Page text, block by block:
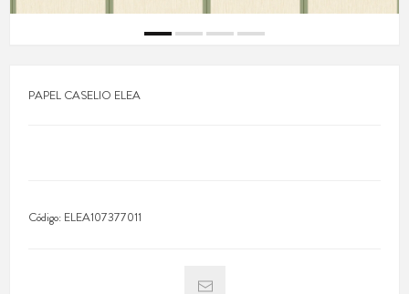
PAPEL CASELIO ELEA
Código: ELEA107377011